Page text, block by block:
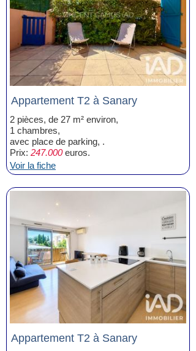
Appartement T2 à Sanary
2 pièces, de 27 m² environ,
1 chambres,
avec place de parking, .
Prix: 247.000euros.
Voir la fiche
Appartement T2 à Sanary